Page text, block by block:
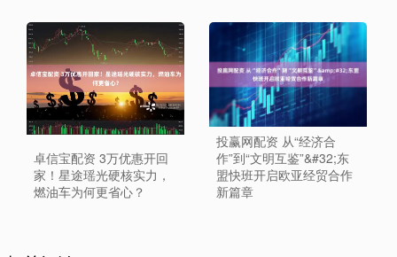
卓信宝配资 3万优惠开回
家！星途瑶光硬核实力，
燃油车为何更省心？
投赢网配资 从“经济合
作”到“文明互鉴”&#32;东
盟快班开启欧亚经贸合作
新篇章